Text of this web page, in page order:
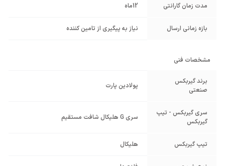
مدت زمان گارانتی 12ماه
بازه زمانی ارسال نیاز به پیگیری از تامین کننده
مشخصات فنی
برند گیربکس
صنعتی
پولادین پارت
سری گیربکس - تیپ
گیربکس
سری G هلیکال شافت مستقیم
تیپ گیربکس هلیکال